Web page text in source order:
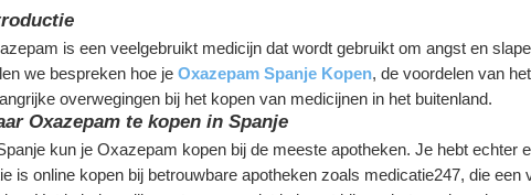
is een veelgebruikt medicijn dat wordt gebruikt om angst en
we bespreken hoe je Oxazepam Spanje Kopen, de voordelen van
overwegingen bij het kopen van medicijnen in het buitenland.
Oxazepam te kopen in Spanje
kun je Oxazepam kopen bij de meeste apotheken. Je hebt echter
is online kopen bij betrouwbare apotheken zoals medicatie247, die